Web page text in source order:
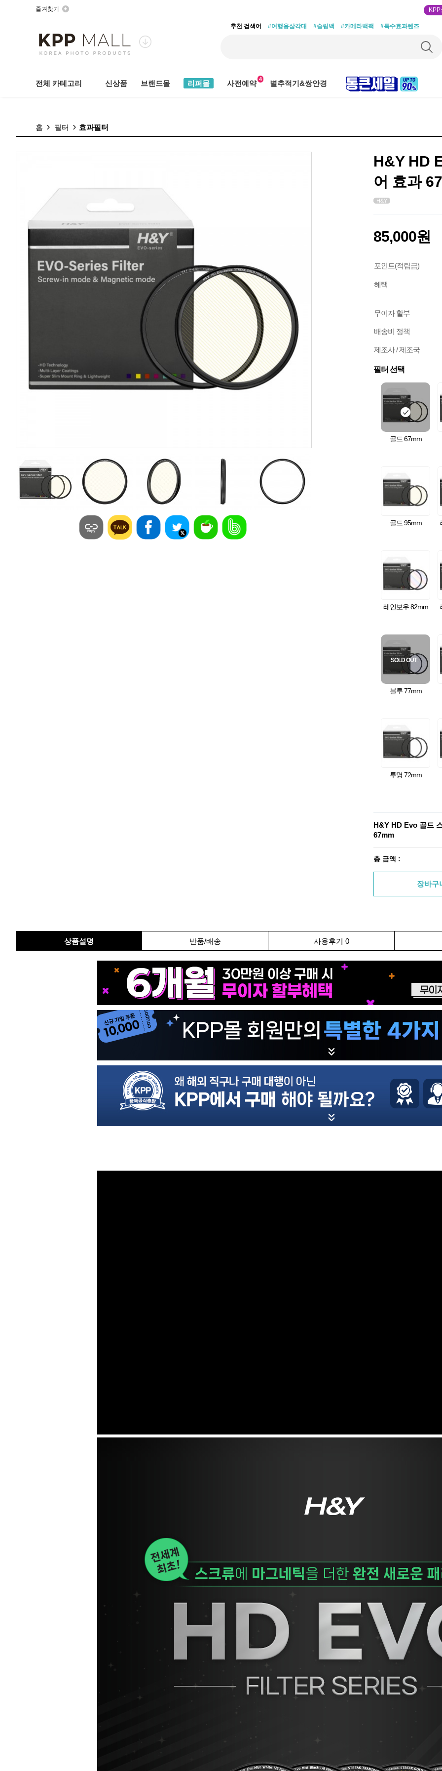
즐겨찾기
추천 검색어 #여행용삼각대 #슬링백 #카메라백팩 #특수효과렌즈
전체 카테고리 신상품 브랜드몰 리퍼몰 사전예약 4 별추적기&쌍안경
홈 필터 효과필터
H&Y HD
어 효과
H&Y
85,000원
포인트(적립금)
혜택
무이자 할부
배송비 정책
제조사 / 제조국
필터 선택
골드 67mm
골드 95mm
레인보우 82mm
블루 77mm
SOLD OUT
투명 72mm
H&Y HD Evo 골드
67mm
총 금액 :
장바구
상품설명 반품/배송 사용후기 0